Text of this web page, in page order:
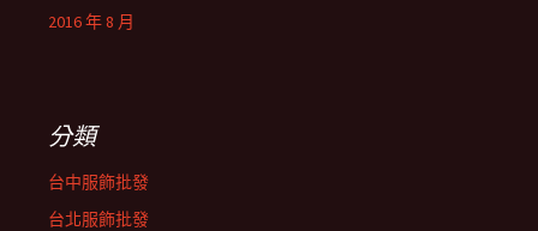
2016 年 8 月
分類
台中服飾批發
台北服飾批發